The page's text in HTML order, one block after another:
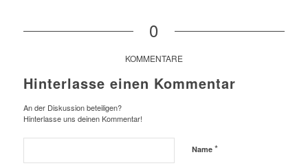
0
KOMMENTARE
Hinterlasse einen Kommentar
An der Diskussion beteiligen?
Hinterlasse uns deinen Kommentar!
Name *